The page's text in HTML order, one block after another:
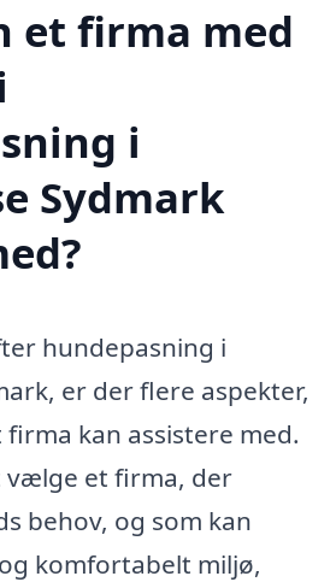
et firma med
i
Sydmark
hundepasning i
er der flere aspekter,
kan assistere med.
vælge et firma, der
behov, og som kan
komfortabelt miljø,